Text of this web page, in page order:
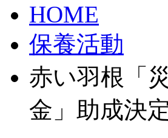
HOME
保養活動
赤い羽根「
金」助成決